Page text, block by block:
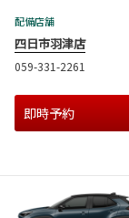
配備店舗
四日市羽津店
059-331-2261
即時予約